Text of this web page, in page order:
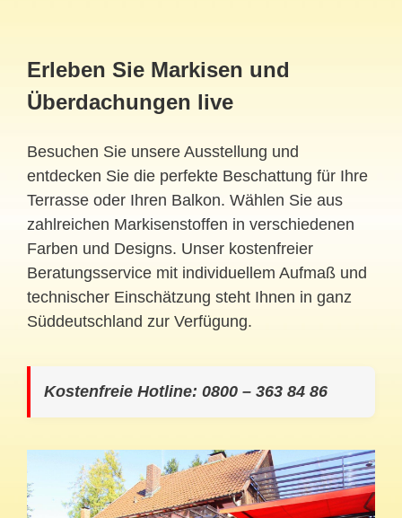
Erleben Sie Markisen und
Überdachungen live
Besuchen Sie unsere Ausstellung und
entdecken Sie die perfekte Beschattung für Ihre
Terrasse oder Ihren Balkon. Wählen Sie aus
zahlreichen Markisenstoffen in verschiedenen
Farben und Designs. Unser kostenfreier
Beratungsservice mit individuellem Aufmaß und
technischer Einschätzung steht Ihnen in ganz
Süddeutschland zur Verfügung.
Kostenfreie Hotline: 0800 – 363 84 86